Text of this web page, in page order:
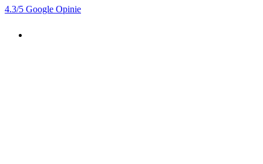
4.3/5 Google Opinie